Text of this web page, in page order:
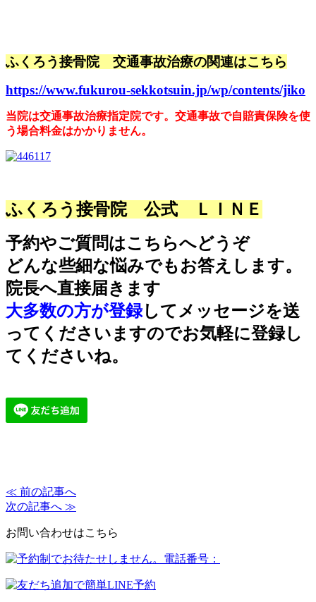
ふくろう接骨院 交通事故治療の関連はこちら
https://www.fukurou-sekkotsuin.jp/wp/contents/jiko
当院は交通事故治療指定院です。交通事故で自賠責保険を使
う場合料金はかかりません。
ふくろう接骨院 公式 ＬＩＮＥ
予約やご質問はこちらへどうぞ
どんな些細な悩みでもお答えします。
院長へ直接届きます
大多数の方が登録してメッセージを送
ってくださいますのでお気軽に登録し
てくださいね。
≪ 前の記事へ
次の記事へ ≫
お問い合わせはこちら